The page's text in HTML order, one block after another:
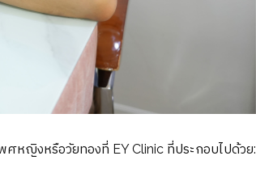
ศหญิงหรือวัยทองที่ EY Clinic ที่ประกอบไปด้วย: